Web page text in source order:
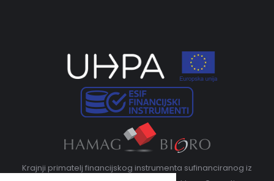
Krajnji primatelj financijskog instrumenta sufinanciranog iz